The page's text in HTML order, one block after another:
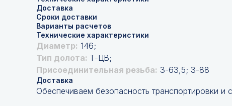
Доставка
Сроки доставки
Варианты расчетов
Технические характеристики
Диаметр: 146;
Тип долота: Т-ЦВ;
Присоединительная резьба: 3-63,5; 3-88
Доставка
Обеспечиваем безопасность транспортировки